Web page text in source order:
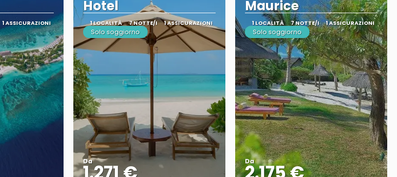
1 ASSICURAZIONI
Hotel
1 LOCALITÀ 7 NOTTE/I 1 ASSICURAZIONI
Solo soggiorno
Da
Maurice
1 LOCALITÀ 7 NOTTE/I 1 ASSICURAZIONI
Solo soggiorno
Da